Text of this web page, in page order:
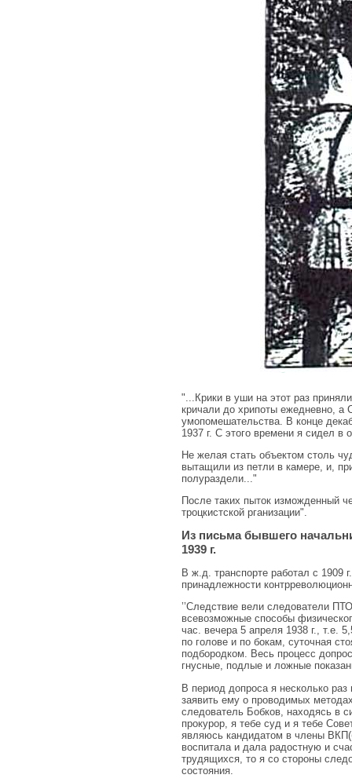
"...Крики в уши на этот раз
кричали до хрипоты ежедневно, а
умопомешательства. В конце
1937 г. С этого времени я сидел в
Не желая стать объектом столь
вытащили из петли в камере, и,
полураздели..."
После таких пыток изможденный
троцкистской рганизации".
Из письма бывшего
1939 г.
В ж.д. транспорте работал с 1909
принадлежности
’’Следствие вели следователи
всевозможные способы
час. вечера 5 апреля 1938 г., т.е.
по голове и по бокам, суточная
подбородком. Весь про­цесс
гнусные, подлые и ложные
В период допроса я несколько
заявить ему о проводимых
следователь Бобков, находясь в
прокурор, я тебе суд и я тебе
являюсь кандидатом в члены
воспитала и дала радостную и
трудящихся, то я со стороны
состояния.